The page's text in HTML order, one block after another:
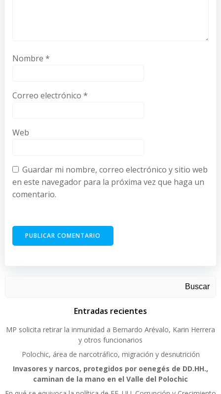
Nombre *
Correo electrónico *
Web
Guardar mi nombre, correo electrónico y sitio web
en este navegador para la próxima vez que haga un
comentario.
Buscar
Entradas recientes
MP solicita retirar la inmunidad a Bernardo Arévalo, Karin Herrera
y otros funcionarios
Polochic, área de narcotráfico, migración y desnutrición
Invasores y narcos, protegidos por oenegés de DD.HH.,
caminan de la mano en el Valle del Polochic